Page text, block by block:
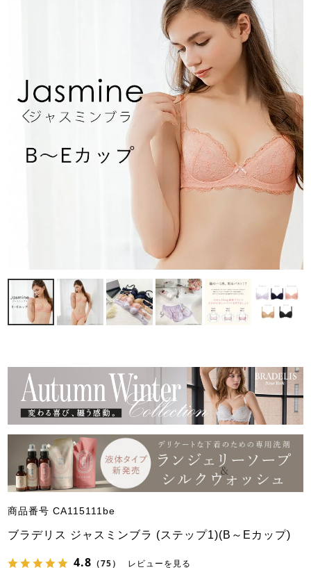
商品番号 CA115111be
ブラデリス ジャスミンブラ (ステップ1)(B～Eカップ)
4.8 （75） レビューを見る